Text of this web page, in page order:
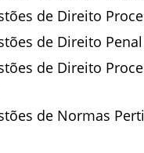
de Direito
de Direito
de Direito
de Normas